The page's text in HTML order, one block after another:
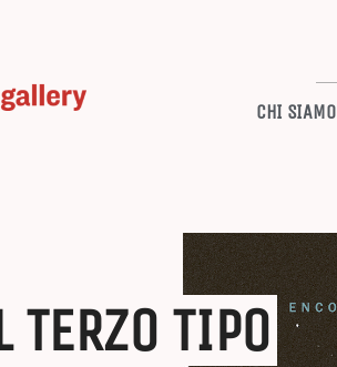
CHI SIAMO
TIPO